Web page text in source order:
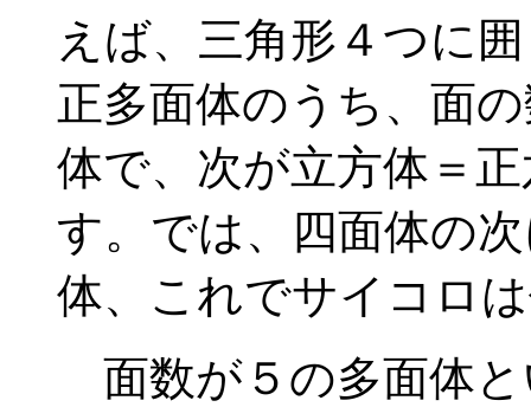
えば、三角形４つに
正多面体のうち、面
体で、次が立方体＝
す。では、四面体の
体、これでサイコロ
面数が５の多面体